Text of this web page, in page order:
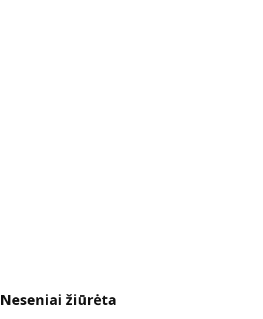
Neseniai žiūrėta